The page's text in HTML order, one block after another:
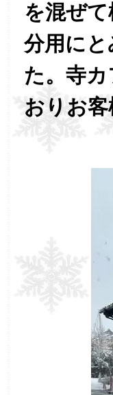
を混ぜ
分用に
た。寺
おりお